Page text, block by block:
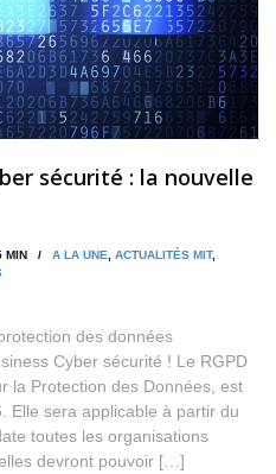
sécurité : la nouvelle
MIN / A LA UNE, ACTUALITÉS MIT,
des données
Cyber sécurité ! Le RGPD
la Protection des Données, est
Elle sera applicable à partir du
toutes les organisations
devront pouvoir […]